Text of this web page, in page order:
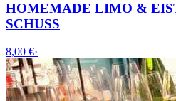
HOMEMADE LIMO &
SCHUSS
8,00 €·